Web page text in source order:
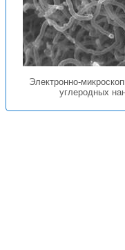
Электронно-
углеродных